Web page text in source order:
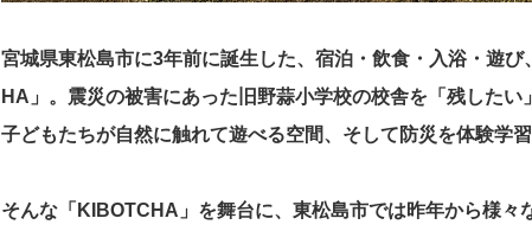
宮城県東松島市に3年前に誕生した、宿泊・飲食・入浴・遊
HA」。震災の被害にあった旧野蒜小学校の校舎を「残したい
子どもたちが自然に触れて遊べる空間、そして防災を体験学
そんな「KIBOTCHA」を舞台に、東松島市では昨年から様々